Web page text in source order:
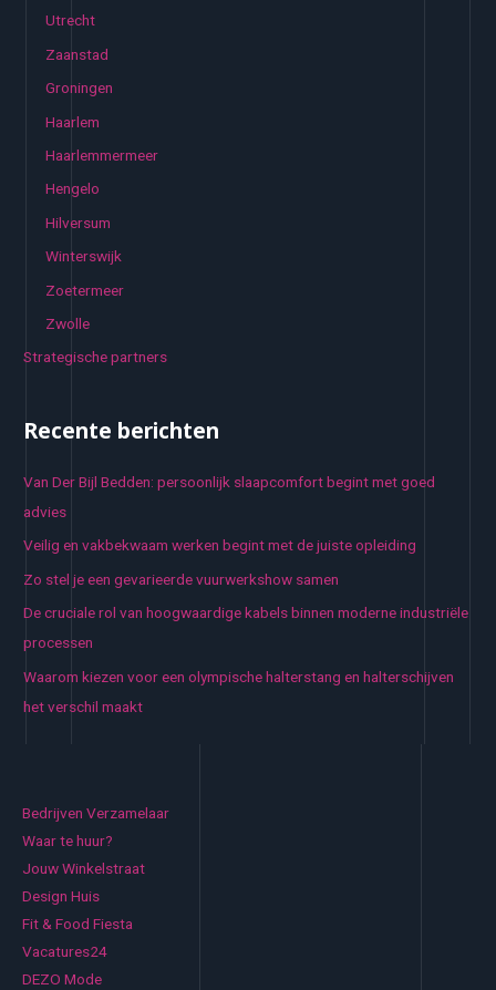
Utrecht
Zaanstad
Groningen
Haarlem
Haarlemmermeer
Hengelo
Hilversum
Winterswijk
Zoetermeer
Zwolle
Strategische partners
Recente berichten
Van Der Bijl Bedden: persoonlijk slaapcomfort begint met goed
advies
Veilig en vakbekwaam werken begint met de juiste opleiding
Zo stel je een gevarieerde vuurwerkshow samen
De cruciale rol van hoogwaardige kabels binnen moderne industriële
processen
Waarom kiezen voor een olympische halterstang en halterschijven
het verschil maakt
Bedrijven Verzamelaar
Waar te huur?
Jouw Winkelstraat
Design Huis
Fit & Food Fiesta
Vacatures24
DEZO Mode